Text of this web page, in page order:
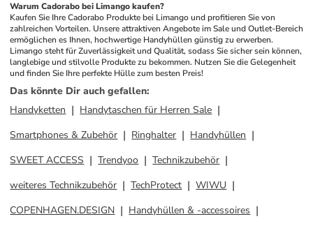
Warum Cadorabo bei Limango kaufen?
Kaufen Sie Ihre Cadorabo Produkte bei Limango und profitieren Sie von
zahlreichen Vorteilen. Unsere attraktiven Angebote im Sale und Outlet-Bereich
ermöglichen es Ihnen, hochwertige Handyhüllen günstig zu erwerben.
Limango steht für Zuverlässigkeit und Qualität, sodass Sie sicher sein können,
langlebige und stilvolle Produkte zu bekommen. Nutzen Sie die Gelegenheit
und finden Sie Ihre perfekte Hülle zum besten Preis!
Das könnte Dir auch gefallen:
Handyketten
Handytaschen für Herren Sale
Smartphones & Zubehör
Ringhalter
Handyhüllen
SWEET ACCESS
Trendyoo
Technikzubehör
weiteres Technikzubehör
TechProtect
WIWU
COPENHAGEN.DESIGN
Handyhüllen & -accessoires